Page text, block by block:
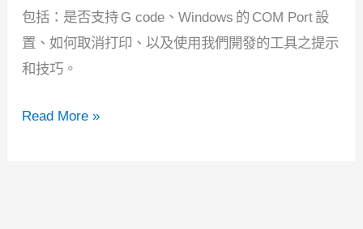
包括：是否支持 G code、Windows 的 COM Port 設
置、如何取消打印、以及使用我們開發的工具之提示
和技巧。
Roland
Read More »